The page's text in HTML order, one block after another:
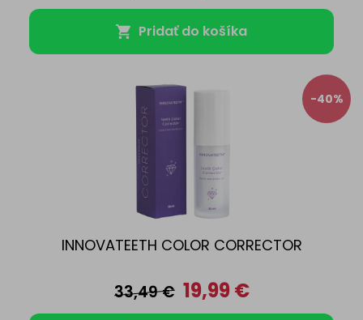
Pridať do košíka
-40%
INNOVATEETH COLOR CORRECTOR
33,49€ 19,99€